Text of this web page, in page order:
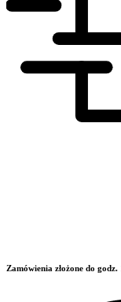
Zamówienia złożone do